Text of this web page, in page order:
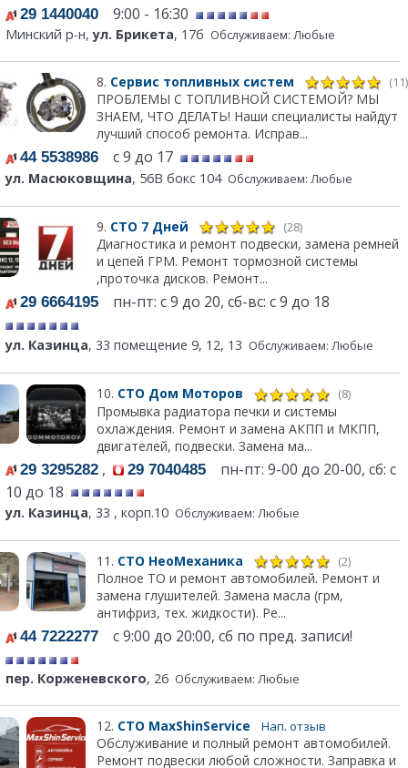
29 1440040 9:00 - 16:30
Минский р-н,ул. Брикета, 17б Обслуживаем: Любые
8. Сервис топливных систем (11)
ПРОБЛЕМЫ С ТОПЛИВНОЙ СИСТЕМОЙ? МЫ
ЗНАЕМ, ЧТО ДЕЛАТЬ! Наши специалисты найдут
лучший способ ремонта. Исправ...
44 5538986 с 9 до 17
ул. Масюковщина, 56В бокс 104 Обслуживаем: Любые
9. СТО 7 Дней (28)
Диагностика и ремонт подвески, замена ремней
и цепей ГРМ. Ремонт тормозной системы
,проточка дисков. Ремонт...
29 6664195 пн-пт: с 9 до 20, сб-вс: с 9 до 18
ул. Казинца, 33 помещение 9, 12, 13 Обслуживаем: Любые
10. СТО Дом Моторов (8)
Промывка радиатора печки и системы
охлаждения. Ремонт и замена АКПП и МКПП,
двигателей, подвески. Замена ма...
29 3295282 , 29 7040485 пн-пт: 9-00 до 20-00, сб: с
10 до 18
ул. Казинца, 33 , корп.10 Обслуживаем: Любые
11. СТО НеоМеханика (2)
Полное ТО и ремонт автомобилей. Ремонт и
замена глушителей. Замена масла (грм,
антифриз, тех. жидкости). Ре...
44 7222277 с 9:00 до 20:00, сб по пред. записи!
пер. Корженевского, 26 Обслуживаем: Любые
12. СТО MaxShinService Нап. отзыв
Обслуживание и полный ремонт автомобилей.
Ремонт подвески любой сложности. Заправка и